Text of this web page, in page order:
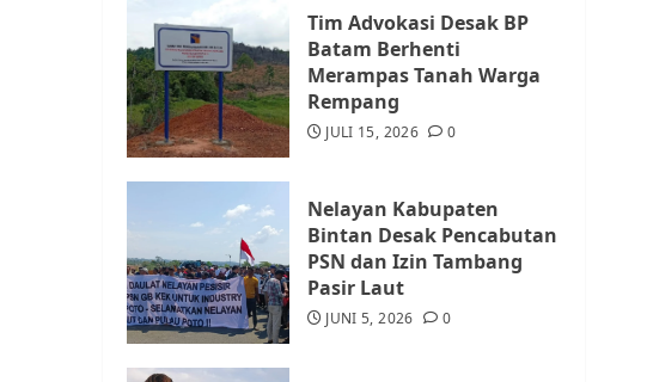
4
Datangi Pemko Batam,
Warga Rempang Protes
Lahan Mereka Diambil
untuk Sekolah Rakyat
5
Warga Rempang Ajukan
Audiensi dengan Wali
Kota Batam, Soroti
Aktivitas yang Resahkan
Warga
Tim Advokasi Desak BP
Batam Berhenti
Merampas Tanah Warga
Rempang
JULI 15, 2026 0
Nelayan Kabupaten
Bintan Desak Pencabutan
PSN dan Izin Tambang
Pasir Laut
JUNI 5, 2026 0